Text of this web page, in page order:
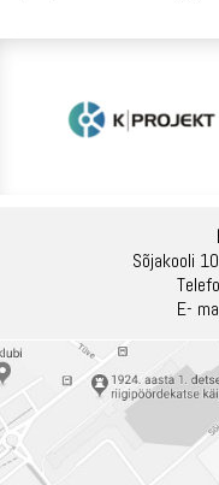
Sõjakooli
E-